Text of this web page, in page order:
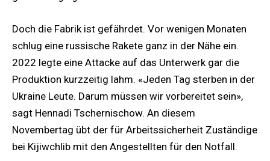
Doch die Fabrik ist gefährdet. Vor wenigen Monaten
schlug eine russische Rakete ganz in der Nähe ein.
2022 legte eine Attacke auf das Unterwerk gar die
Produktion kurzzeitig lahm. «Jeden Tag sterben in der
Ukraine Leute. Darum müssen wir vorbereitet sein»,
sagt Hennadi Tschernischow. An diesem
Novembertag übt der für Arbeitssicherheit Zuständige
bei Kijiwchlib mit den Angestellten für den Notfall.